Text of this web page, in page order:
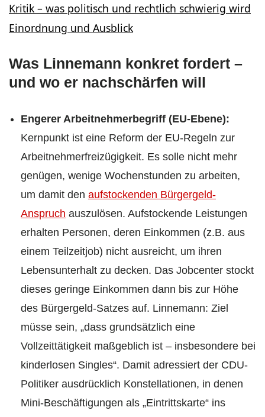
Kritik – was politisch und rechtlich schwierig wird
Einordnung und Ausblick
Was Linnemann konkret fordert –
und wo er nachschärfen will
Engerer Arbeitnehmerbegriff (EU-Ebene):
Kernpunkt ist eine Reform der EU-Regeln zur
Arbeitnehmerfreizügigkeit. Es solle nicht mehr
genügen, wenige Wochenstunden zu arbeiten,
um damit den aufstockenden Bürgergeld-
Anspruch auszulösen. Aufstockende Leistungen
erhalten Personen, deren Einkommen (z.B. aus
einem Teilzeitjob) nicht ausreicht, um ihren
Lebensunterhalt zu decken. Das Jobcenter stockt
dieses geringe Einkommen dann bis zur Höhe
des Bürgergeld-Satzes auf. Linnemann: Ziel
müsse sein, „dass grundsätzlich eine
Vollzeittätigkeit maßgeblich ist – insbesondere bei
kinderlosen Singles“. Damit adressiert der CDU-
Politiker ausdrücklich Konstellationen, in denen
Mini-Beschäftigungen als „Eintrittskarte“ ins